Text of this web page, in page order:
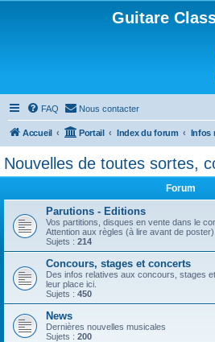
Guitare
FAQ Nous contacter
Accueil Portail Index du forum Infos
Nouvelles de toutes sortes,
Forum
Parutions - Editions
Vos partitions, disques en vente dans le
Attention aux règles (à lire avant de poster).
Sujets : 214
Concours, stages et concerts
Des infos relatives aux concours, stages
leur place ici.
Sujets : 450
News
Dernières nouvelles musicales
Sujets : 200